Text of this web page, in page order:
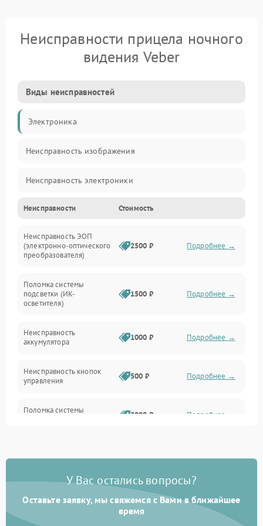
Неисправности прицела ночного
видения Veber
Виды неисправностей
Электроника
Неисправность изображения
Неисправность электроники
Механические повреждения
Неисправность управления
Оптика
Неисправности Стоимость
Неисправность ЭОП
(электронно-оптического
преобразователя)
2500 ₽ Подробнее →
Поломка системы
подсветки (ИК-
осветителя)
1500 ₽ Подробнее →
Неисправность
аккумулятора
1000 ₽ Подробнее →
Неисправность кнопок
управления
500 ₽ Подробнее →
Поломка системы
2000 ₽ Подробнее →
защиты от перегрузок
Неисправность системы
автоматического
отключения
1000 ₽ Подробнее →
У Вас остались вопросы?
Оставьте заявку, мы свяжемся с Вами в ближайшее
время